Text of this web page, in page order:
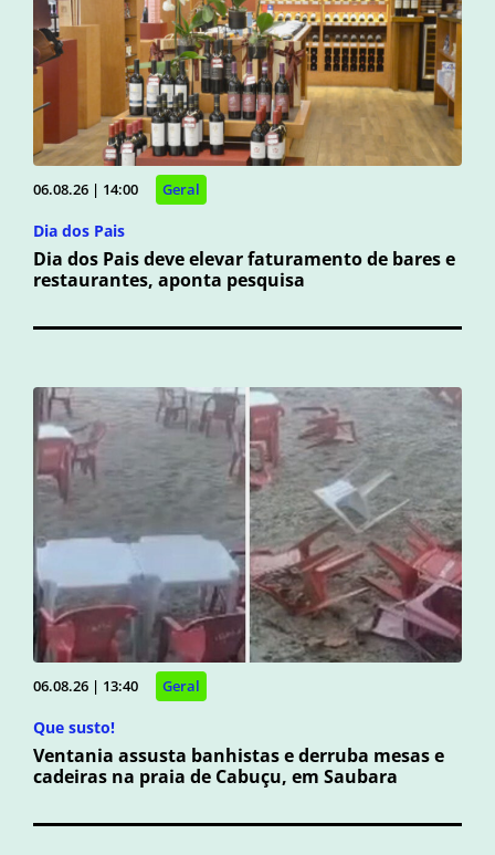
06.08.26 | 14:00 Geral
Dia dos Pais
Dia dos Pais deve elevar faturamento de bares e
restaurantes, aponta pesquisa
06.08.26 | 13:40 Geral
Que susto!
Ventania assusta banhistas e derruba mesas e
cadeiras na praia de Cabuçu, em Saubara